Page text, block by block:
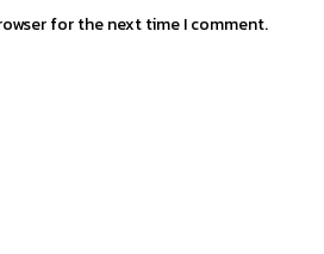
for the next time I comment.